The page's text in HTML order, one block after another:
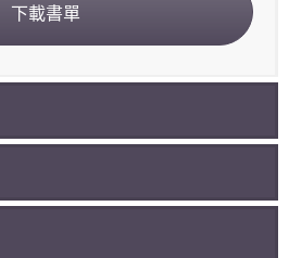
下載書單